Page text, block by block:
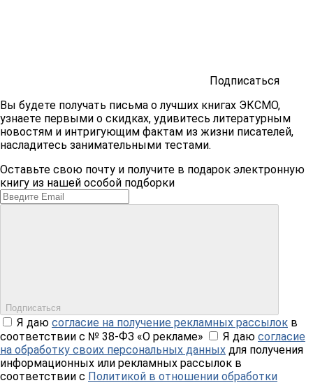
Подписаться
Вы будете получать письма о лучших книгах ЭКСМО,
узнаете первыми о скидках, удивитесь литературным
новостям и интригующим фактам из жизни писателей,
насладитесь занимательными тестами.
Оставьте свою почту и получите в подарок электронную
книгу из нашей особой подборки
Подписаться
Я даю согласие на получение рекламных рассылок в
соответствии с № 38-ФЗ «О рекламе»
Я даю согласие
на обработку своих персональных данных для получения
информационных или рекламных рассылок в
соответствии с Политикой в отношении обработки